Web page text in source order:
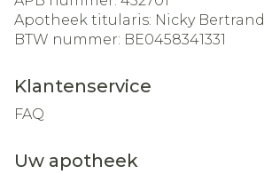
Apotheek titularis: Nicky Bertrand
BTW nummer: BE0458341331
Klantenservice
FAQ
Uw apotheek